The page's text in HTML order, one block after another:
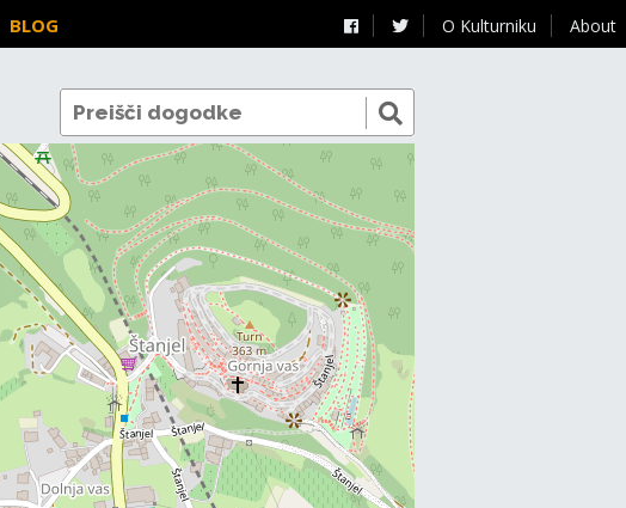
O Kulturniku About
BLOG